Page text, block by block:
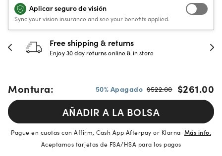
Aplicar seguro de visión
Sync your vision insurance and see your benefits applied.
Free shipping & returns
Enjoy 30 day returns online & in store
Montura: 50% Apagado $522.00 $261.00
AÑADIR A LA BOLSA
Pague en cuotas con Affirm, Cash App Afterpay or Klarna Más info.
Aceptamos tarjetas de FSA/HSA para los pagos